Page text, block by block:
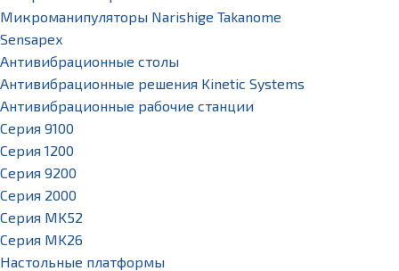
Микроманипуляторы Narishige Takanome
Sensapex
Антивибрационные столы
Антивибрационные решения Kinetic Systems
Антивибрационные рабочие станции
Серия 9100
Серия 1200
Серия 9200
Серия 2000
Серия MK52
Серия MK26
Настольные платформы